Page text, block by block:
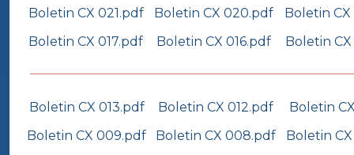
Boletin CX 021.pdf
Boletin CX 020.pdf
Boletin CX
Boletin CX 017.pdf
Boletin CX 016.pdf Boletin CX
Boletin CX 013.pdf Boletin CX 012.pdf
Boletin
Boletin CX 009.pdf
Boletin CX 008.pdf
Boletin